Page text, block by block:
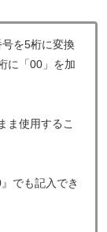
を5桁に変換
に「00」を加
ま使用するこ
でも記入でき